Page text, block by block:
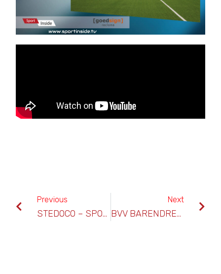
Previous
STEDOCO – SPORTLUST ’46
Next
BVV BARENDRECHT – SPORTLUST ’46